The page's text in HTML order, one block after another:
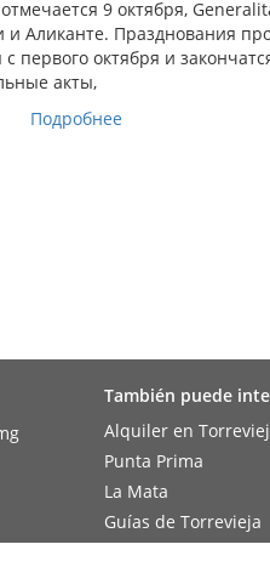
9 октября,
и Аликанте. Празднования
октября и
акты,
Подробнее
También puede
Alquiler en
Punta Prima
La Mata
Guías de Torrevieja